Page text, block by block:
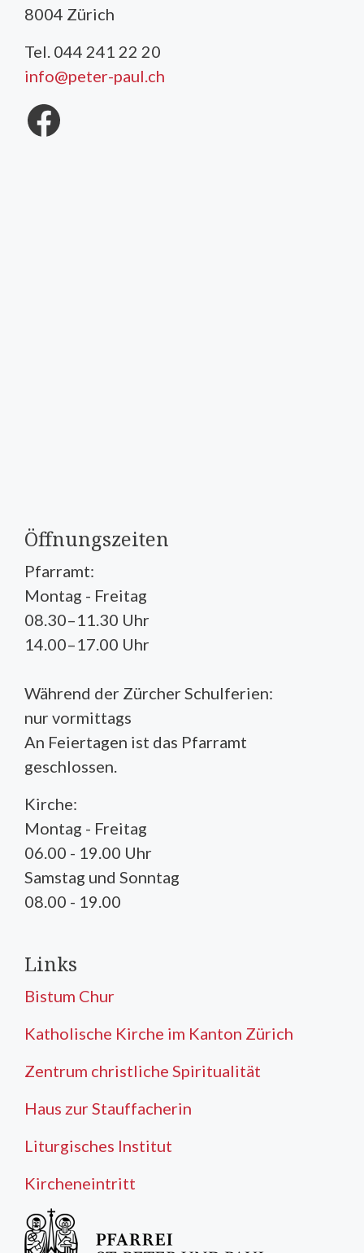
8004 Zürich
Tel. 044 241 22 20
info@peter-paul.ch
Facebook
Öffnungszeiten
Pfarramt:
Montag - Freitag
08.30–11.30 Uhr
14.00–17.00 Uhr
Während der Zürcher Schulferien:
nur vormittags
An Feiertagen ist das Pfarramt
geschlossen.
Kirche:
Montag - Freitag
06.00 - 19.00 Uhr
Samstag und Sonntag
08.00 - 19.00
Links
Bistum Chur
Katholische Kirche im Kanton Zürich
Zentrum christliche Spiritualität
Haus zur Stauffacherin
Liturgisches Institut
Kircheneintritt